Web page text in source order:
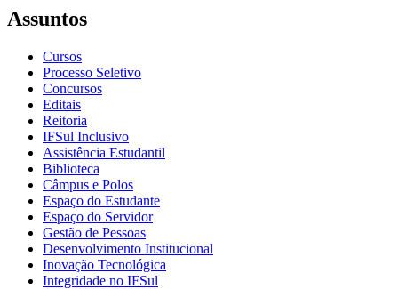
Assuntos
Cursos
Processo Seletivo
Concursos
Editais
Reitoria
IFSul Inclusivo
Assistência Estudantil
Biblioteca
Câmpus e Polos
Espaço do Estudante
Espaço do Servidor
Gestão de Pessoas
Desenvolvimento Institucional
Inovação Tecnológica
Integridade no IFSul